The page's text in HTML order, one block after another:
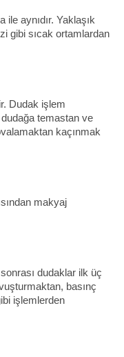
aynıdır. Yaklaşık
gibi sıcak ortamlardan
Dudak işlem
dudağa temastan ve
kaçınmak
makyaj
dudaklar ilk üç
basınç
işlemlerden